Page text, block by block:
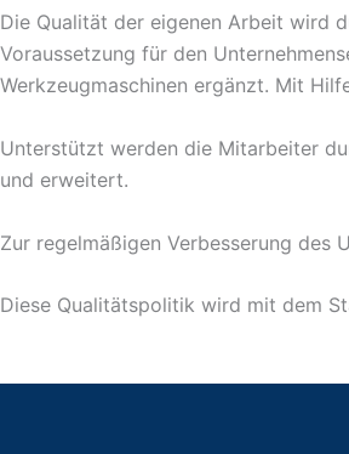
Die Qualität der eigenen Arbeit wird
Voraussetzung für den
Werkzeugmaschinen ergänzt. Mit
Unterstützt werden die Mitarbeiter
und erweitert.
Zur regelmäßigen Verbesserung des
Diese Qualitätspolitik wird mit dem